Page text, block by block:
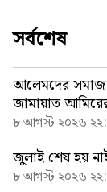
সর্বশেষ
আলেমদের সমাজ
জামায়াত
৮ আগস্ট ২০২৬
জুলাই শেষ হয় নাই
৮ আগস্ট ২০২৬